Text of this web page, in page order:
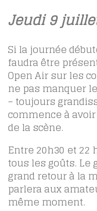
Jeudi 9
Si la journée
faudraêtre
Open Air sur les
ne pas manquer
– toujours
commence à
de la scène.
Entre 20h30 et 22
tous les goûts. Le
grand retour à la
parlera aux
même moment.